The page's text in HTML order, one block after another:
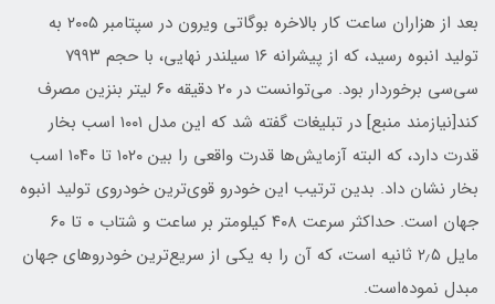
بعد از هزاران ساعت کار بالاخره بوگاتی ویرون در سپتامبر ۲۰۰۵ به
تولید انبوه رسید، که از پیشرانه ۱۶ سیلندر نهایی، با حجم ۷۹۹۳
سی‌سی برخوردار بود. می‌توانست در ۲۰ دقیقه ۶۰ لیتر بنزین مصرف
کند[نیازمند منبع] در تبلیغات گفته شد که این مدل ۱۰۰۱ اسب بخار
قدرت دارد، که البته آزمایش‌ها قدرت واقعی را بین ۱۰۲۰ تا ۱۰۴۰ اسب
بخار نشان داد. بدین ترتیب این خودرو قوی‌ترین خودروی تولید انبوه
جهان است. حداکثر سرعت ۴۰۸ کیلومتر بر ساعت و شتاب ۰ تا ۶۰
مایل ۲٫۵ ثانیه است، که آن را به یکی از سریع‌ترین خودروهای جهان
مبدل نموده‌است.